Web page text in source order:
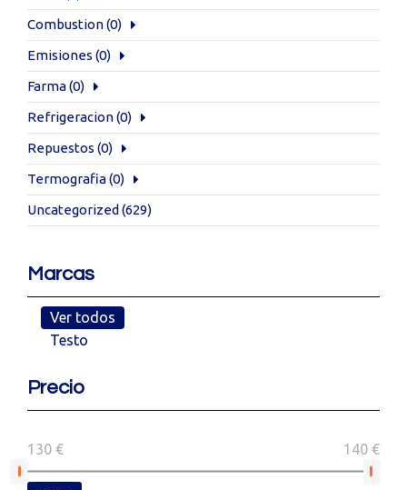
Combustion(0)
Emisiones (0)
Farma(0)
Refrigeracion(0)
Repuestos (0)
Termografia(0)
Uncategorized (629)
Marcas
Ver todos
Testo
Precio
130 € 140 €